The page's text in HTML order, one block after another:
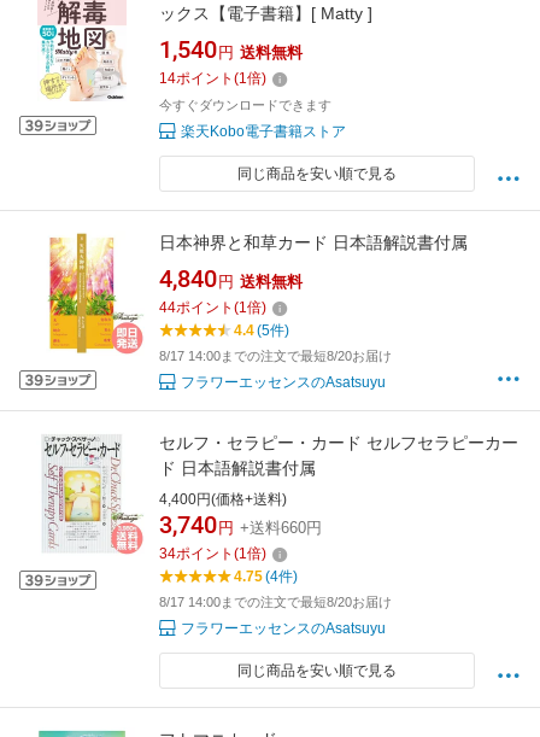
ックス【電子書籍】[ Matty ]
1,540 円 送料無料
14ポイント (1倍)
今すぐダウンロードできます
楽天Kobo電子書籍ストア
同じ商品を安い順で見る
日本神界と和草カード 日本語解説書付属
4,840 円 送料無料
44ポイント (1倍)
4.4(5件)
8/17 14:00までの注文で最短8/20お届け
フラワーエッセンスのAsatsuyu
セルフ・セラピー・カード セルフセラピーカー
ド 日本語解説書付属
4,400円(価格+送料)
3,740 円 +送料660円
34ポイント (1倍)
4.75(4件)
8/17 14:00までの注文で最短8/20お届け
フラワーエッセンスのAsatsuyu
同じ商品を安い順で見る